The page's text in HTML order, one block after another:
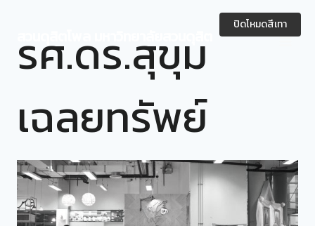
contentรศ.ดร.สุขุม
เฉลยทรัพย์
ปิดโหมดสีเทา